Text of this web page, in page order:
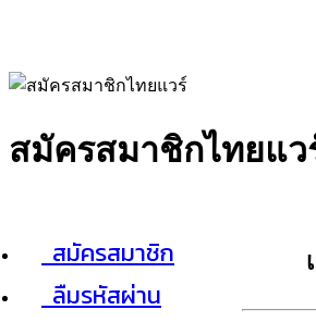
สมัครสมาชิกไทยแว
สมัครสมาชิก
ลืมรหัสผ่าน